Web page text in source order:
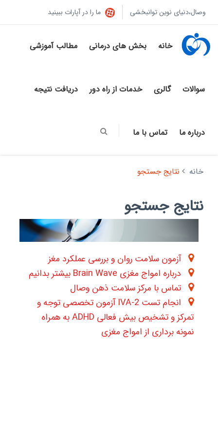
وصال،دنیای نوین توانبخشی ما را در آپارات ببینید
خانه بخش های درمانی مطالب آموزشی
سوالات گالری خدمات از راه دور دریافت نتیجه
درباره ما تماس با ما
خانه نتایج جستجو
نتایج جستجو
آزمون سلامت روان و بررسی عملکرد مغز
درباره امواج مغزی Brain Wave بیشتر بدانیم
تماس با مرکز سلامت ذهن وصال
انجام تست IVA-2 آزمون تخصصی توجه و
تمرکز و تشخیص بیش فعالی ADHD به همراه
نمونه برداری از امواج مغزی